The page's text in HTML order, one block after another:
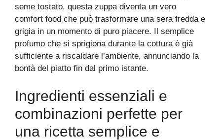
seme tostato, questa zuppa diventa un vero
comfort food che può trasformare una sera fredda e
grigia in un momento di puro piacere. Il semplice
profumo che si sprigiona durante la cottura è già
sufficiente a riscaldare l’ambiente, annunciando la
bontà del piatto fin dal primo istante.
Ingredienti essenziali e
combinazioni perfette per
una ricetta semplice e